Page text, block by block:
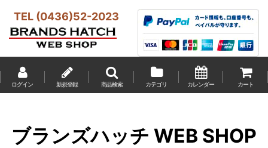
TEL (0436)52-2023
ログイン 新規登録 商品検索 カテゴリ カレンダー カート
ブランズハッチ WEB SHOP